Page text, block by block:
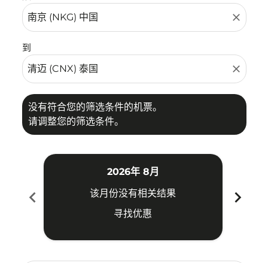
close
到
close
没有符合您的筛选条件的机票。
请调整您的筛选条件。
chevron_left
2026年 8月
该月份没有相关结果
寻找优惠
chevron_right